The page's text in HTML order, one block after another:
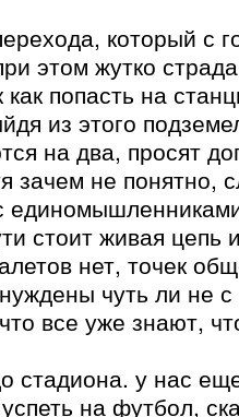
который с
этом жутко
как попасть на
из этого
на два, просят
зачем не понятно,
стоит живая цепь
нет, точек
чуть ли не
все уже знают,
стадиона. у нас
на футбол,